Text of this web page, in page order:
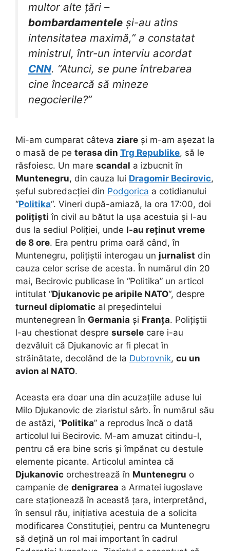
multor alte țări –
bombardamentele și-au atins
intensitatea maximă,” a constatat
ministrul, într-un interviu acordat
CNN. “Atunci, se pune întrebarea
cine încearcă să mineze
negocierile?”
Mi-am cumparat câteva ziare și m-am așezat la
o masă de pe terasa din Trg Republike, să le
răsfoiesc. Un mare scandal a izbucnit în
Muntenegru, din cauza lui Dragomir Becirovic,
șeful subredacției din Podgorica a cotidianului
“Politika“. Vineri după-amiază, la ora 17:00, doi
polițiști în civil au bătut la ușa acestuia și l-au
dus la sediul Poliției, unde l-au reținut vreme
de 8 ore. Era pentru prima oară când, în
Muntenegru, polițiștii interogau un jurnalist din
cauza celor scrise de acesta. În numărul din 20
mai, Becirovic publicase în “Politika” un articol
intitulat “Djukanovic pe aripile NATO“, despre
turneul diplomatic al președintelui
muntenegrean în Germania și Franța. Polițiștii
l-au chestionat despre sursele care i-au
dezvăluit că Djukanovic ar fi plecat în
străinătate, decolând de la Dubrovnik, cu un
avion al NATO.
Aceasta era doar una din acuzațiile aduse lui
Milo Djukanovic de ziaristul sârb. În numărul său
de astăzi, “Politika” a reprodus încă o dată
articolul lui Becirovic. M-am amuzat citindu-l,
pentru că era bine scris și împănat cu destule
elemente picante. Articolul amintea că
Djukanovic orchestrează în Muntenegru o
campanie de denigrarea a Armatei iugoslave
care staționează în această țara, interpretând,
în sensul rău, inițiativa acestuia de a solicita
modificarea Constituției, pentru ca Muntenegru
să dețină un rol mai important în cadrul